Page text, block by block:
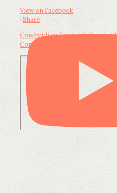
View on Facebook
· Share
Condividi su Facebook
Condividi su LinkedIn